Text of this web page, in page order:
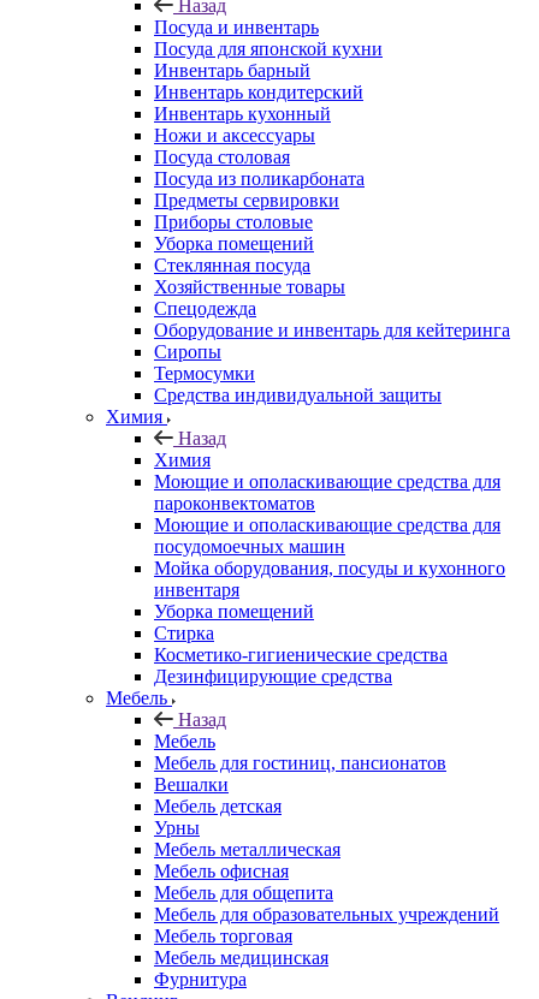
Назад
Посуда и инвентарь
Посуда для японской кухни
Инвентарь барный
Инвентарь кондитерский
Инвентарь кухонный
Ножи и аксессуары
Посуда столовая
Посуда из поликарбоната
Предметы сервировки
Приборы столовые
Уборка помещений
Стеклянная посуда
Хозяйственные товары
Спецодежда
Оборудование и инвентарь для кейтеринга
Сиропы
Термосумки
Средства индивидуальной защиты
Химия
Назад
Химия
Моющие и ополаскивающие средства для
пароконвектоматов
Моющие и ополаскивающие средства для
посудомоечных машин
Мойка оборудования, посуды и кухонного
инвентаря
Уборка помещений
Стирка
Косметико-гигиенические средства
Дезинфицирующие средства
Мебель
Назад
Мебель
Мебель для гостиниц, пансионатов
Вешалки
Мебель детская
Урны
Мебель металлическая
Мебель офисная
Мебель для общепита
Мебель для образовательных учреждений
Мебель торговая
Мебель медицинская
Фурнитура